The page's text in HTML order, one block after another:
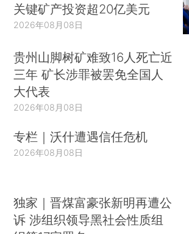
关键矿产投资超20亿美元
2026年08月08日
贵州山脚树矿难致16人死亡近
三年 矿长涉罪被罢免全国人
大代表
2026年08月08日
专栏｜沃什遭遇信任危机
2026年08月08日
独家｜晋煤富豪张新明再遭公
诉 涉组织领导黑社会性质组